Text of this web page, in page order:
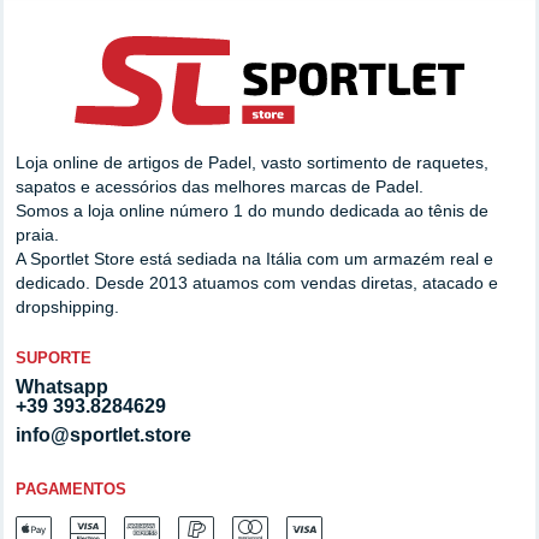
Loja online de artigos de Padel, vasto sortimento de raquetes,
sapatos e acessórios das melhores marcas de Padel.
Somos a loja online número 1 do mundo dedicada ao tênis de
praia.
A Sportlet Store está sediada na Itália com um armazém real e
dedicado. Desde 2013 atuamos com vendas diretas, atacado e
dropshipping.
SUPORTE
Whatsapp
+39 393.8284629
info@sportlet.store
PAGAMENTOS